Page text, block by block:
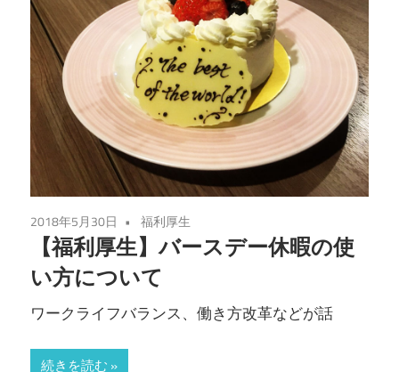
2018年5月30日 福利厚生
【福利厚生】バースデー休暇の使
い方について
ワークライフバランス、働き方改革などが話
続きを読む